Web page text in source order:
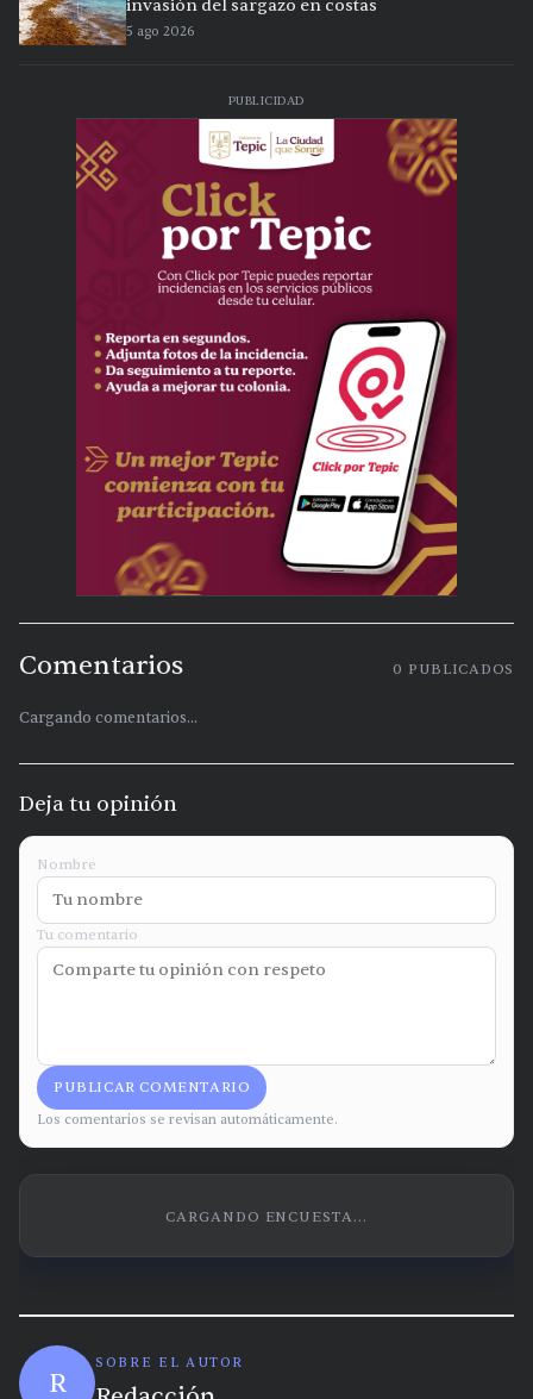
invasión del sargazo en costas
5 ago 2026
PUBLICIDAD
Comentarios 0 PUBLICADOS
Cargando comentarios...
Deja tu opinión
Nombre
Tu comentario
PUBLICAR COMENTARIO
Los comentarios se revisan automáticamente.
CARGANDO ENCUESTA...
R
SOBRE EL AUTOR